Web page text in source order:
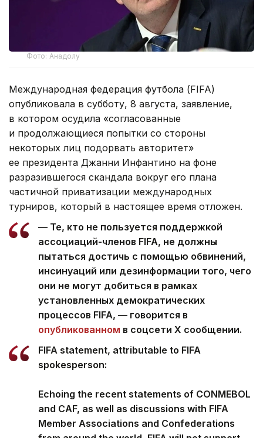
Фото: Анадолу
Международная федерация футбола (FIFA)
опубликовала в субботу, 8 августа, заявление,
в котором осудила «согласованные
и продолжающиеся попытки со стороны
некоторых лиц подорвать авторитет»
ее президента Джанни Инфантино на фоне
разразившегося скандала вокруг его плана
частичной приватизации международных
турниров, который в настоящее время отложен.
— Те, кто не пользуется поддержкой
ассоциаций-членов FIFA, не должны
пытаться достичь с помощью обвинений,
инсинуаций или дезинформации того, чего
они не могут добиться в рамках
установленных демократических
процессов FIFA, — говорится в
опубликованном в соцсети Х сообщении.
FIFA statement, attributable to FIFA
spokesperson:
Echoing the recent statements of CONMEBOL
and CAF, as well as discussions with FIFA
Member Associations and Confederations